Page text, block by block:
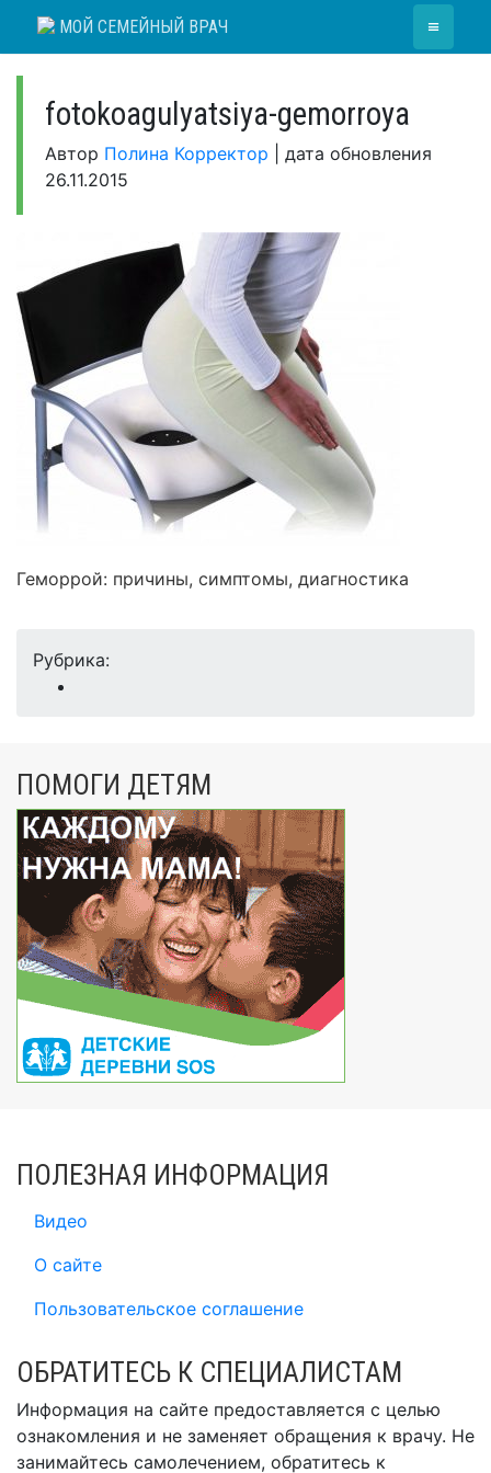
МОЙ СЕМЕЙНЫЙ ВРАЧ ≡
fotokoagulyatsiya-gemorroya
Автор Полина Корректор
дата обновления
26.11.2015
Геморрой: причины, симптомы, диагностика
Рубрика:
ПОМОГИ ДЕТЯМ
ПОЛЕЗНАЯ ИНФОРМАЦИЯ
Видео
О сайте
Пользовательское соглашение
ОБРАТИТЕСЬ К СПЕЦИАЛИСТАМ
Информация на сайте предоставляется с целью
ознакомления и не заменяет обращения к врачу. Не
занимайтесь самолечением, обратитесь к